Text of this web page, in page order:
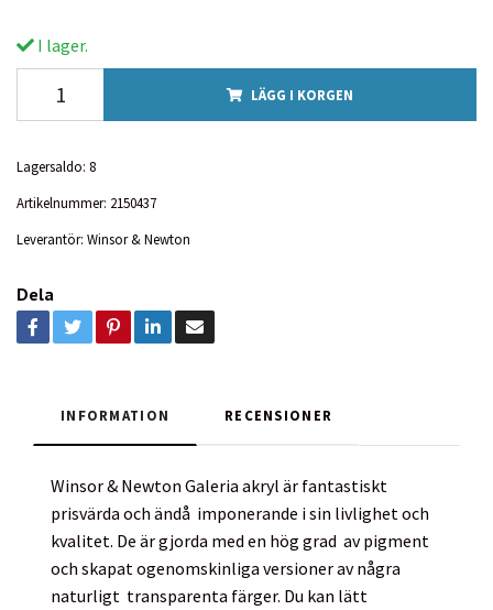
I lager.
LÄGG I KORGEN
Lagersaldo: 8
Artikelnummer: 2150437
Leverantör: Winsor & Newton
Dela
INFORMATION RECENSIONER
Winsor & Newton Galeria akryl är fantastiskt
prisvärda och ändå imponerande i sin livlighet och
kvalitet. De är gjorda med en hög grad av pigment
och skapat ogenomskinliga versioner av några
naturligt transparenta färger. Du kan lätt